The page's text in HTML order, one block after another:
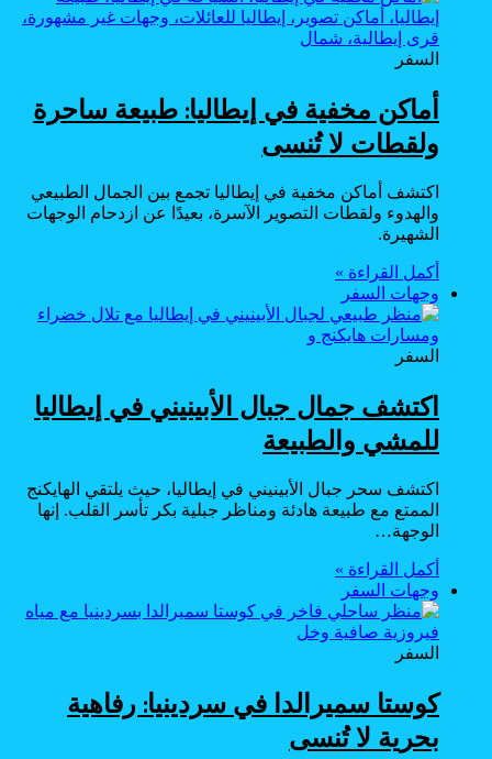
السفر
أماكن مخفية في إيطاليا: طبيعة ساحرة
ولقطات لا تُنسى
اكتشف أماكن مخفية في إيطاليا تجمع بين الجمال الطبيعي
والهدوء ولقطات التصوير الآسرة، بعيدًا عن ازدحام الوجهات
الشهيرة.
أكمل القراءة »
وجهات السفر
السفر
اكتشف جمال جبال الأبينيني في إيطاليا
للمشي والطبيعة
اكتشف سحر جبال الأبينيني في إيطاليا، حيث يلتقي الهايكنج
الممتع مع طبيعة هادئة ومناظر جبلية بكر تأسر القلب. إنها
الوجهة…
أكمل القراءة »
وجهات السفر
السفر
كوستا سميرالدا في سردينيا: رفاهية
بحرية لا تُنسى